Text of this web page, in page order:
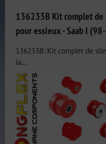
136233B Kit complet
pour essieux - Saab I
136233B: Kit complet de
la...